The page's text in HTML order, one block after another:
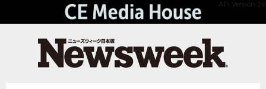
API Version 2.0